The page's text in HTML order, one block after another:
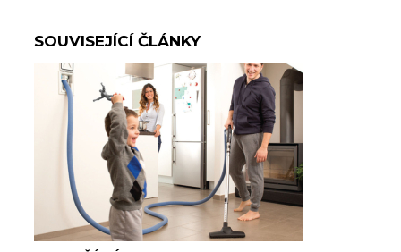
SOUVISEJÍCÍ ČLÁNKY